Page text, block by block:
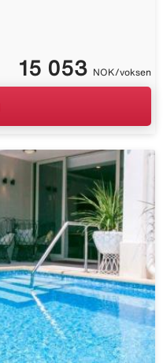
15 053 NOK/voksen